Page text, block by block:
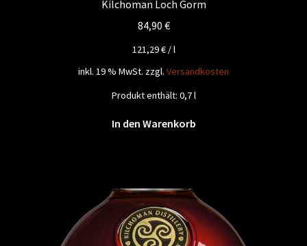
Kilchoman Loch Gorm
84,90 €
121,29€/l
inkl. 19 % MwSt. zzgl. Versandkosten
Produkt enthält: 0,7l
In den Warenkorb